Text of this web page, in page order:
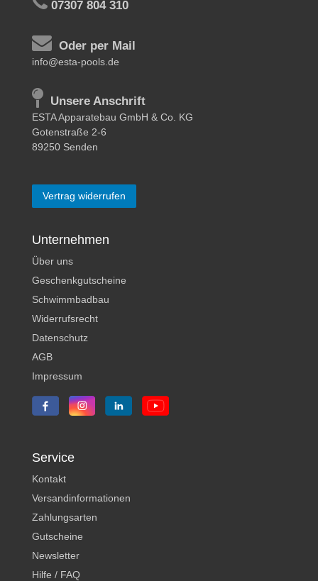
07307 804 310
Oder per Mail
info@esta-pools.de
Unsere Anschrift
ESTA Apparatebau GmbH & Co. KG
Gotenstraße 2-6
89250 Senden
Vertrag widerrufen
Unternehmen
Über uns
Geschenkgutscheine
Schwimmbadbau
Widerrufsrecht
Datenschutz
AGB
Impressum
Service
Kontakt
Versandinformationen
Zahlungsarten
Gutscheine
Newsletter
Hilfe / FAQ